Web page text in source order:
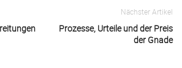
Nächster Artikel
Prozesse, Urteile und der Preis
der Gnade